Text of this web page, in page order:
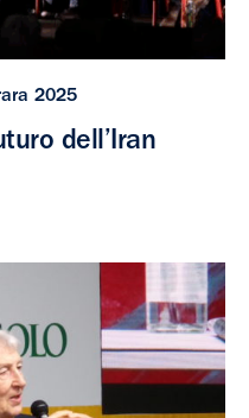
2025
dell’Iran